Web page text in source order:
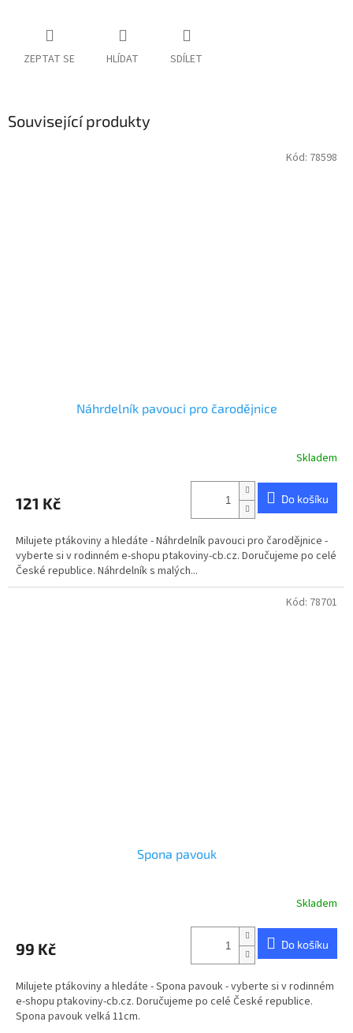
ZEPTAT SE HLÍDAT SDÍLET
Související produkty
Náhrdelník pavouci pro čarodějnice
je
z
5
hvězdiček.
Skladem
121 Kč Do košíku
Milujete ptákoviny a hledáte - Náhrdelník pavouci pro čarodějnice -
vyberte si v rodinném e-shopu ptakoviny-cb.cz. Doručujeme po celé
České republice. Náhrdelník s malých...
Kód: 78598
Spona pavouk
Skladem
99 Kč Do košíku
Milujete ptákoviny a hledáte - Spona pavouk - vyberte si v rodinném
e-shopu ptakoviny-cb.cz. Doručujeme po celé České republice.
Spona pavouk velká 11cm.
Kód: 78701